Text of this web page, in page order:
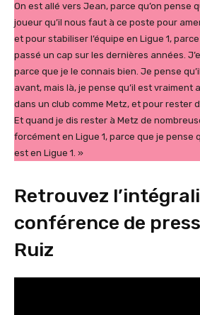
On est allé vers Jean, parce qu’on pense
joueur qu’il nous faut à ce poste pour
et pour stabiliser l’équipe en Ligue 1,
passé un cap sur les dernières années.
parce que je le connais bien. Je pense
avant, mais là, je pense qu’il est vraiment
dans un club comme Metz, et pour rester
Et quand je dis rester à Metz de
forcément en Ligue 1, parce que je pense
est en Ligue 1. »
Retrouvez
conférence de
Ruiz